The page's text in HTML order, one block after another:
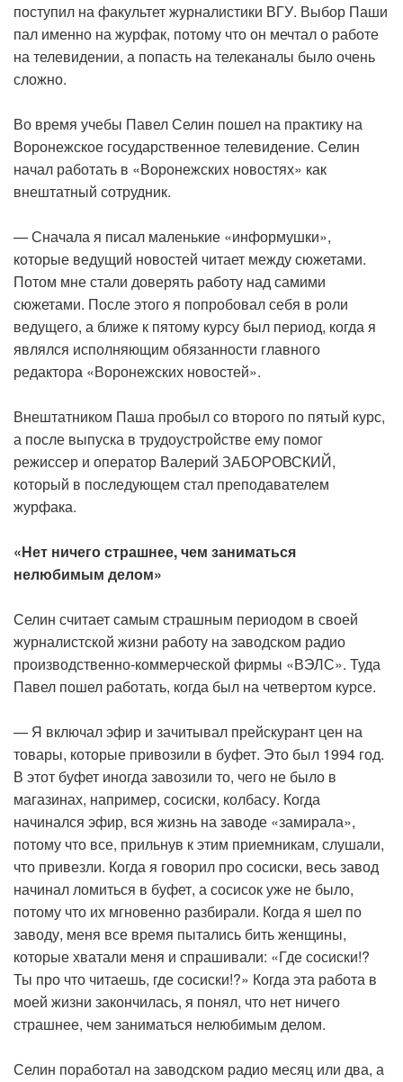
поступил на факультет журналистики ВГУ. Выбор Паши
пал именно на журфак, потому что он мечтал о работе
на телевидении, а попасть на телеканалы было очень
сложно.
Во время учебы Павел Селин пошел на практику на
Воронежское государственное телевидение. Селин
начал работать в «Воронежских новостях» как
внештатный сотрудник.
— Сначала я писал маленькие «информушки»,
которые ведущий новостей читает между сюжетами.
Потом мне стали доверять работу над самими
сюжетами. После этого я попробовал себя в роли
ведущего, а ближе к пятому курсу был период, когда я
являлся исполняющим обязанности главного
редактора «Воронежских новостей».
Внештатником Паша пробыл со второго по пятый курс,
а после выпуска в трудоустройстве ему помог
режиссер и оператор Валерий ЗАБОРОВСКИЙ,
который в последующем стал преподавателем
журфака.
«Нет ничего страшнее, чем заниматься
нелюбимым делом»
Селин считает самым страшным периодом в своей
журналистской жизни работу на заводском радио
производственно-коммерческой фирмы «ВЭЛС». Туда
Павел пошел работать, когда был на четвертом курсе.
— Я включал эфир и зачитывал прейскурант цен на
товары, которые привозили в буфет. Это был 1994 год.
В этот буфет иногда завозили то, чего не было в
магазинах, например, сосиски, колбасу. Когда
начинался эфир, вся жизнь на заводе «замирала»,
потому что все, прильнув к этим приемникам, слушали,
что привезли. Когда я говорил про сосиски, весь завод
начинал ломиться в буфет, а сосисок уже не было,
потому что их мгновенно разбирали. Когда я шел по
заводу, меня все время пытались бить женщины,
которые хватали меня и спрашивали: «Где сосиски!?
Ты про что читаешь, где сосиски!?» Когда эта работа в
моей жизни закончилась, я понял, что нет ничего
страшнее, чем заниматься нелюбимым делом.
Селин поработал на заводском радио месяц или два, а